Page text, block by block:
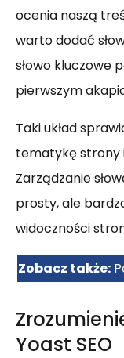
ocenia naszą
warto dodać
słowo kluczowe
pierwszym
Taki układ
tematykę strony
Zarządzanie
prosty, ale
widoczności
Zobacz także:
Yoast SEO